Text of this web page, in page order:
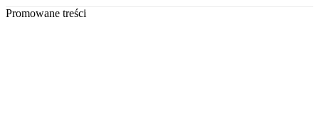
Promowane treści